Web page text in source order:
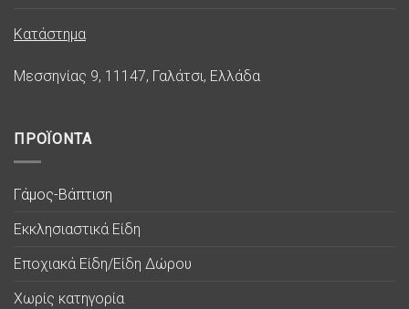
Κατάστημα
Μεσσηνίας 9, 11147, Γαλάτσι, Ελλάδα
ΠΡΟΪΟΝΤΑ
Γάμος-Βάπτιση
Εκκλησιαστικά Είδη
Εποχιακά Είδη/Είδη Δώρου
Χωρίς κατηγορία